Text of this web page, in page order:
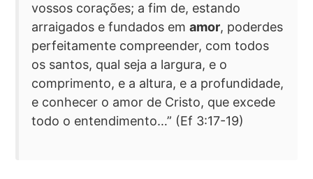
vossos corações; a fim de, estando
arraigados e fundados em amor, poderdes
perfeitamente compreender, com todos
os santos, qual seja a largura, e o
comprimento, e a altura, e a profundidade,
e conhecer o amor de Cristo, que excede
todo o entendimento…” (Ef 3:17-19)